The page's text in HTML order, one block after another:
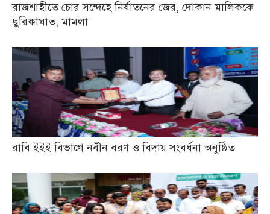
রাজশাহীতে চোর সন্দেহে নির্যাতনের জের, দোকান মালিককে
ছুরিকাঘাত, মামলা
রাবি ইইই বিভাগে নবীন বরণ ও বিদায় সংবর্ধনা অনুষ্ঠিত